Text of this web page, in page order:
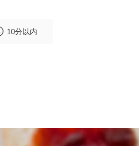
10分以内